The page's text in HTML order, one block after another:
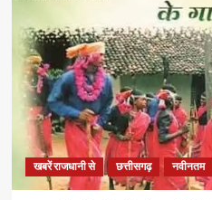
खबरें राजधानी से छत्तीसगढ़ नवीनतम